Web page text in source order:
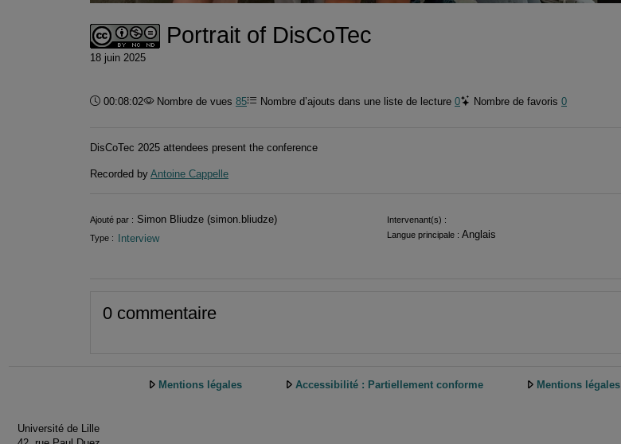
Portrait of DisCoTec
18 juin 2025
Durée :
00:08:02 Nombre de vues 85 Nombre d’ajouts dans une liste de lecture 0 Nombre de favoris 0
DisCoTec 2025 attendees present the conference
Recorded by Antoine Cappelle
Informations
Ajouté par : Simon Bliudze (simon.bliudze) Intervenant(s) :
Type : Interview Langue principale : Anglais
0 commentaire
Université de Lille
Mentions légales Accessibilité : Partiellement conforme Mentions légales